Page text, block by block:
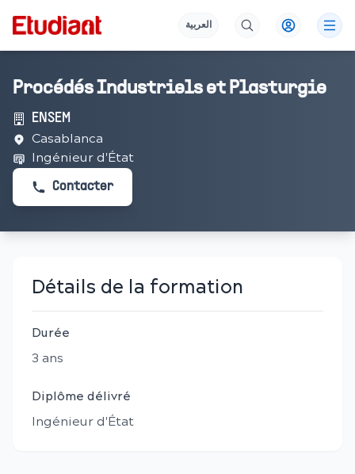
العربية
Procédés Industriels et Plasturgie
ENSEM
Casablanca
Ingénieur d'État
Contacter
Détails de la formation
Durée
3 ans
Diplôme délivré
Ingénieur d'État